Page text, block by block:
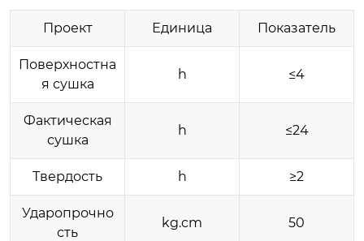
Проект Единица Показатель
Поверхностна
я сушка
h ≤4
Фактическая
сушка
h ≤24
Твердость h ≥2
Ударопрочно
сть
kg.cm 50